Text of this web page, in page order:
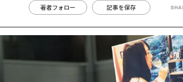
著者フォロー 記事を保存